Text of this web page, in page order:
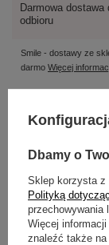
Darmowa
odbioru
Smile - dostawy ze
darmo Więcej
OPIS
SZCZEGÓŁOWE
OPINIE (0)
Dbamy o
Sklep korzysta z
Polityką
przechowywania
Więcej
znaleźć także na